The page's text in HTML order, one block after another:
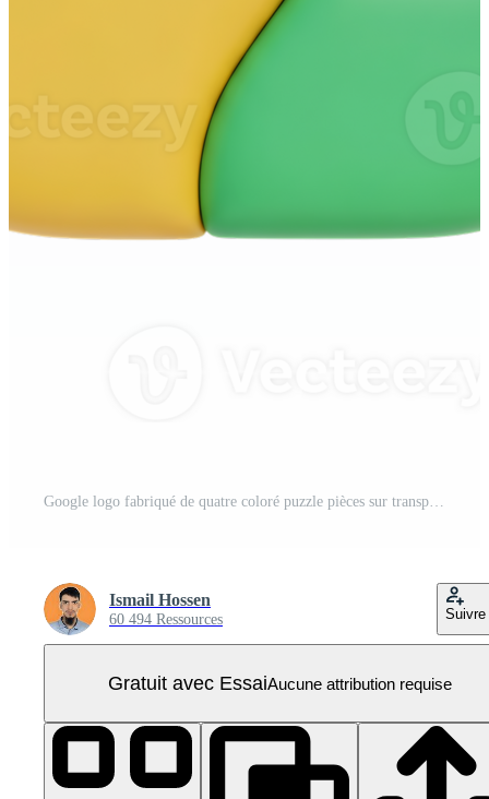
Google logo fabriqué de quatre coloré puzzle pièces sur transparent Contexte PNG Pro
Ismail Hossen
60 494 Ressources Suivre
Gratuit avec EssaiAucune attribution requise